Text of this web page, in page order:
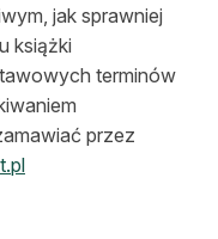
jak sprawniej
książki
terminów
przez